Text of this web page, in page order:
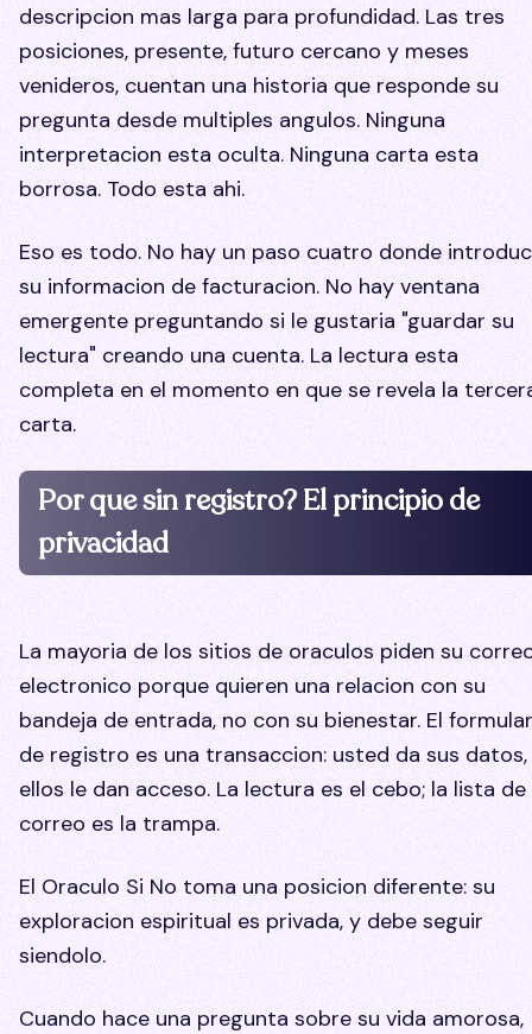
descripcion mas larga para profundidad. Las tres
posiciones, presente, futuro cercano y meses
venideros, cuentan una historia que responde su
pregunta desde multiples angulos. Ninguna
interpretacion esta oculta. Ninguna carta esta
borrosa. Todo esta ahi.
Eso es todo. No hay un paso cuatro donde
su informacion de facturacion. No hay ventana
emergente preguntando si le gustaria "guardar su
lectura" creando una cuenta. La lectura esta
completa en el momento en que se revela la
carta.
Por que sin registro? El principio de
privacidad
La mayoria de los sitios de oraculos piden su
electronico porque quieren una relacion con su
bandeja de entrada, no con su bienestar. El
de registro es una transaccion: usted da sus datos,
ellos le dan acceso. La lectura es el cebo; la lista de
correo es la trampa.
El Oraculo Si No toma una posicion diferente: su
exploracion espiritual es privada, y debe seguir
siendolo.
Cuando hace una pregunta sobre su vida amorosa,